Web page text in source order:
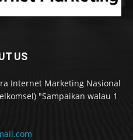
US
Internet Marketing Nasional
"Sampaikan walau 1